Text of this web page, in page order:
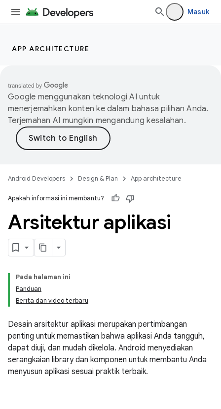
Masuk
APP ARCHITECTURE
Google menggunakan teknologi AI untuk
menerjemahkan konten ke dalam bahasa pilihan Anda.
Terjemahan AI mungkin mengandung kesalahan.
Android Developers Design & Plan App architecture
Apakah informasi ini membantu?
Arsitektur aplikasi
Pada halaman ini
Panduan
Berita dan video terbaru
Desain arsitektur aplikasi merupakan pertimbangan
penting untuk memastikan bahwa aplikasi Anda tangguh,
dapat diuji, dan mudah dikelola. Android menyediakan
serangkaian library dan komponen untuk membantu Anda
menyusun aplikasi sesuai praktik terbaik.